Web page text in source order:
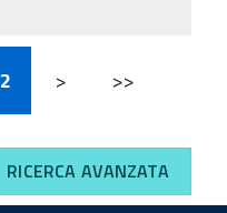
2 > >>
RICERCA AVANZATA